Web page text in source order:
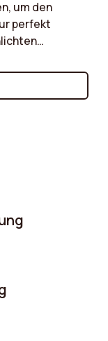
Rund
um den
perfekt
Sessel